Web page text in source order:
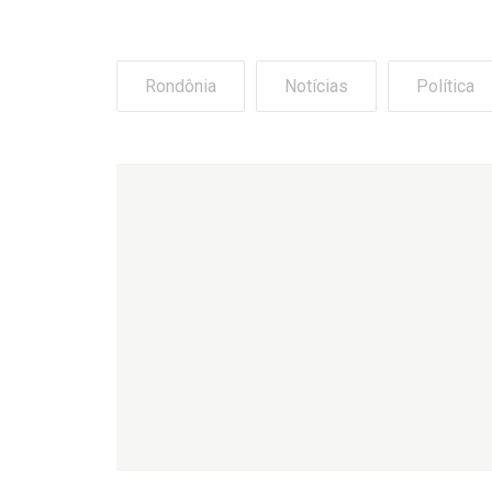
Rondônia Notícias Política